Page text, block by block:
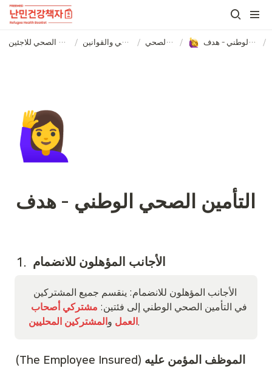
الكتيب الصحي للاجئين (아랍어) / التأمين الصحي والقوانين / التأمين الصحي / التأمين الصحي الوطني - هدف /
🙋‍♀️
التأمين الصحي الوطني - هدف
1.  الأجانب المؤهلون للانضمام
في التأمين الصحي الوطني إلى فئتين:
العمل و المشتركين المحليين .
(The Employee Insured) الموظف المؤمن عليه